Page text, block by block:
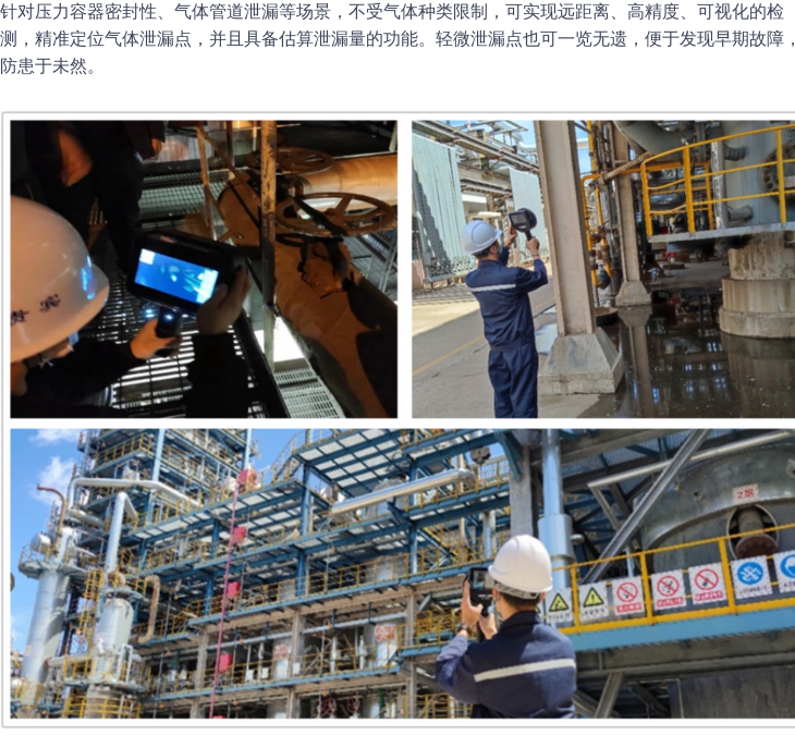
针对压力容器密封性、气体管道泄漏等场景，不受气体种类限制，可实现远距离、高精度、可视化的检
测，精准定位气体泄漏点，并且具备估算泄漏量的功能。轻微泄漏点也可一览无遗，便于发现早期故障，
防患于未然。